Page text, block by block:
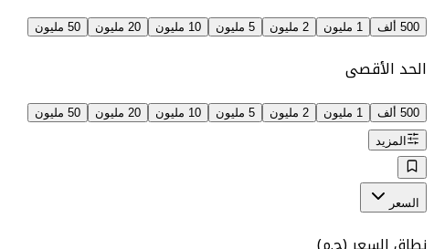
500 ألف 1 مليون 2 مليون 5 مليون 10 مليون 20 مليون 50 مليون
الحد الأقصى
500 ألف 1 مليون 2 مليون 5 مليون 10 مليون 20 مليون 50 مليون
المزيد
السعر